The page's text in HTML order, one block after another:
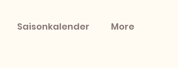
Saisonkalender More